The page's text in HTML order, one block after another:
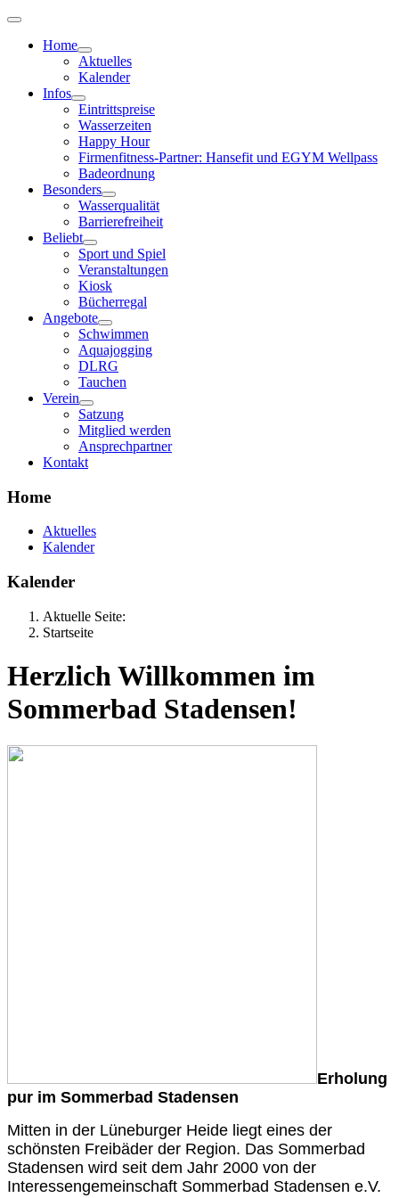
Home
Aktuelles
Kalender
Infos
Eintrittspreise
Wasserzeiten
Happy Hour
Firmenfitness-Partner: Hansefit und EGYM Wellpass
Badeordnung
Besonders
Wasserqualität
Barrierefreiheit
Beliebt
Sport und Spiel
Veranstaltungen
Kiosk
Bücherregal
Angebote
Schwimmen
Aquajogging
DLRG
Tauchen
Verein
Satzung
Mitglied werden
Ansprechpartner
Kontakt
Home
Aktuelles
Kalender
Kalender
Aktuelle Seite:
Startseite
Herzlich Willkommen im
Sommerbad Stadensen!
Erholung
pur im Sommerbad Stadensen
Mitten in der Lüneburger Heide liegt eines der
schönsten Freibäder der Region. Das Sommerbad
Stadensen wird seit dem Jahr 2000 von der
Interessengemeinschaft Sommerbad Stadensen e.V.